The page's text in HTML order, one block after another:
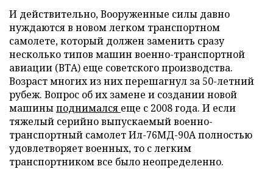
И действительно, Вооруженные силы давно
нуждаются в новом легком транспортном
самолете, который должен заменить сразу
несколько типов машин военно-транспортной
авиации (ВТА) еще советского производства.
Возраст многих из них перешагнул за 50-летний
рубеж. Вопрос об их замене и создании новой
машиныподнимался еще с 2008 года. И если
тяжелый серийно выпускаемый военно-
транспортный самолет Ил-76МД-90А полностью
удовлетворяет военных, то с легким
транспортником все было неопределенно.